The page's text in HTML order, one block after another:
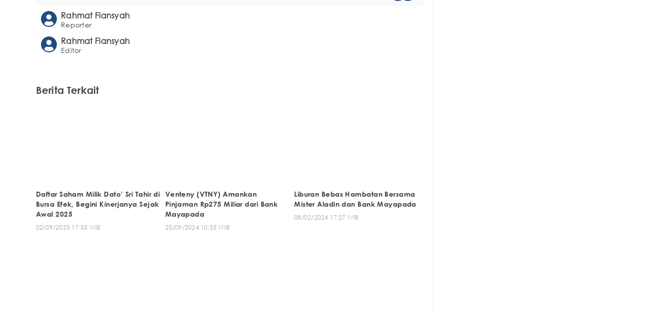
Rahmat Fiansyah
Reporter
Rahmat Fiansyah
Editor
Berita Terkait
Daftar Saham Milik Dato’ Sri Tahir di
Bursa Efek, Begini Kinerjanya Sejak
Awal 2025
02/09/2025 17:33 WIB
Venteny (VTNY) Amankan
Pinjaman Rp275 Miliar dari Bank
Mayapada
25/09/2024 10:55 WIB
Liburan Bebas Hambatan Bersama
Mister Aladin dan Bank Mayapada
08/02/2024 17:27 WIB